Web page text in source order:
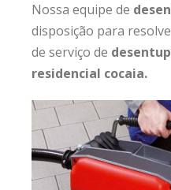
Nossa equipe de
disposição para
de serviço de
residencial cocaia.